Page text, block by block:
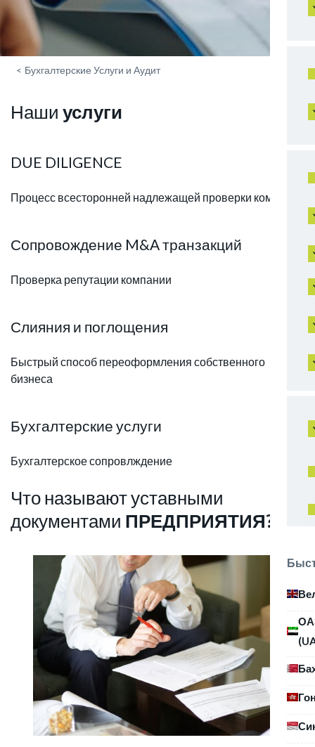
< Бухгалтерские Услуги и Аудит
Наши услуги
DUE DILIGENCE
Процесс всесторонней надлежащей проверки компании
Сопровождение M&A транзакций
Проверка репутации компании
Слияния и поглощения
Быстрый способ переоформления собственного
бизнеса
Бухгалтерские услуги
Бухгалтерское сопровлждение
Что называют уставными
документами ПРЕДПРИЯТИЯ?